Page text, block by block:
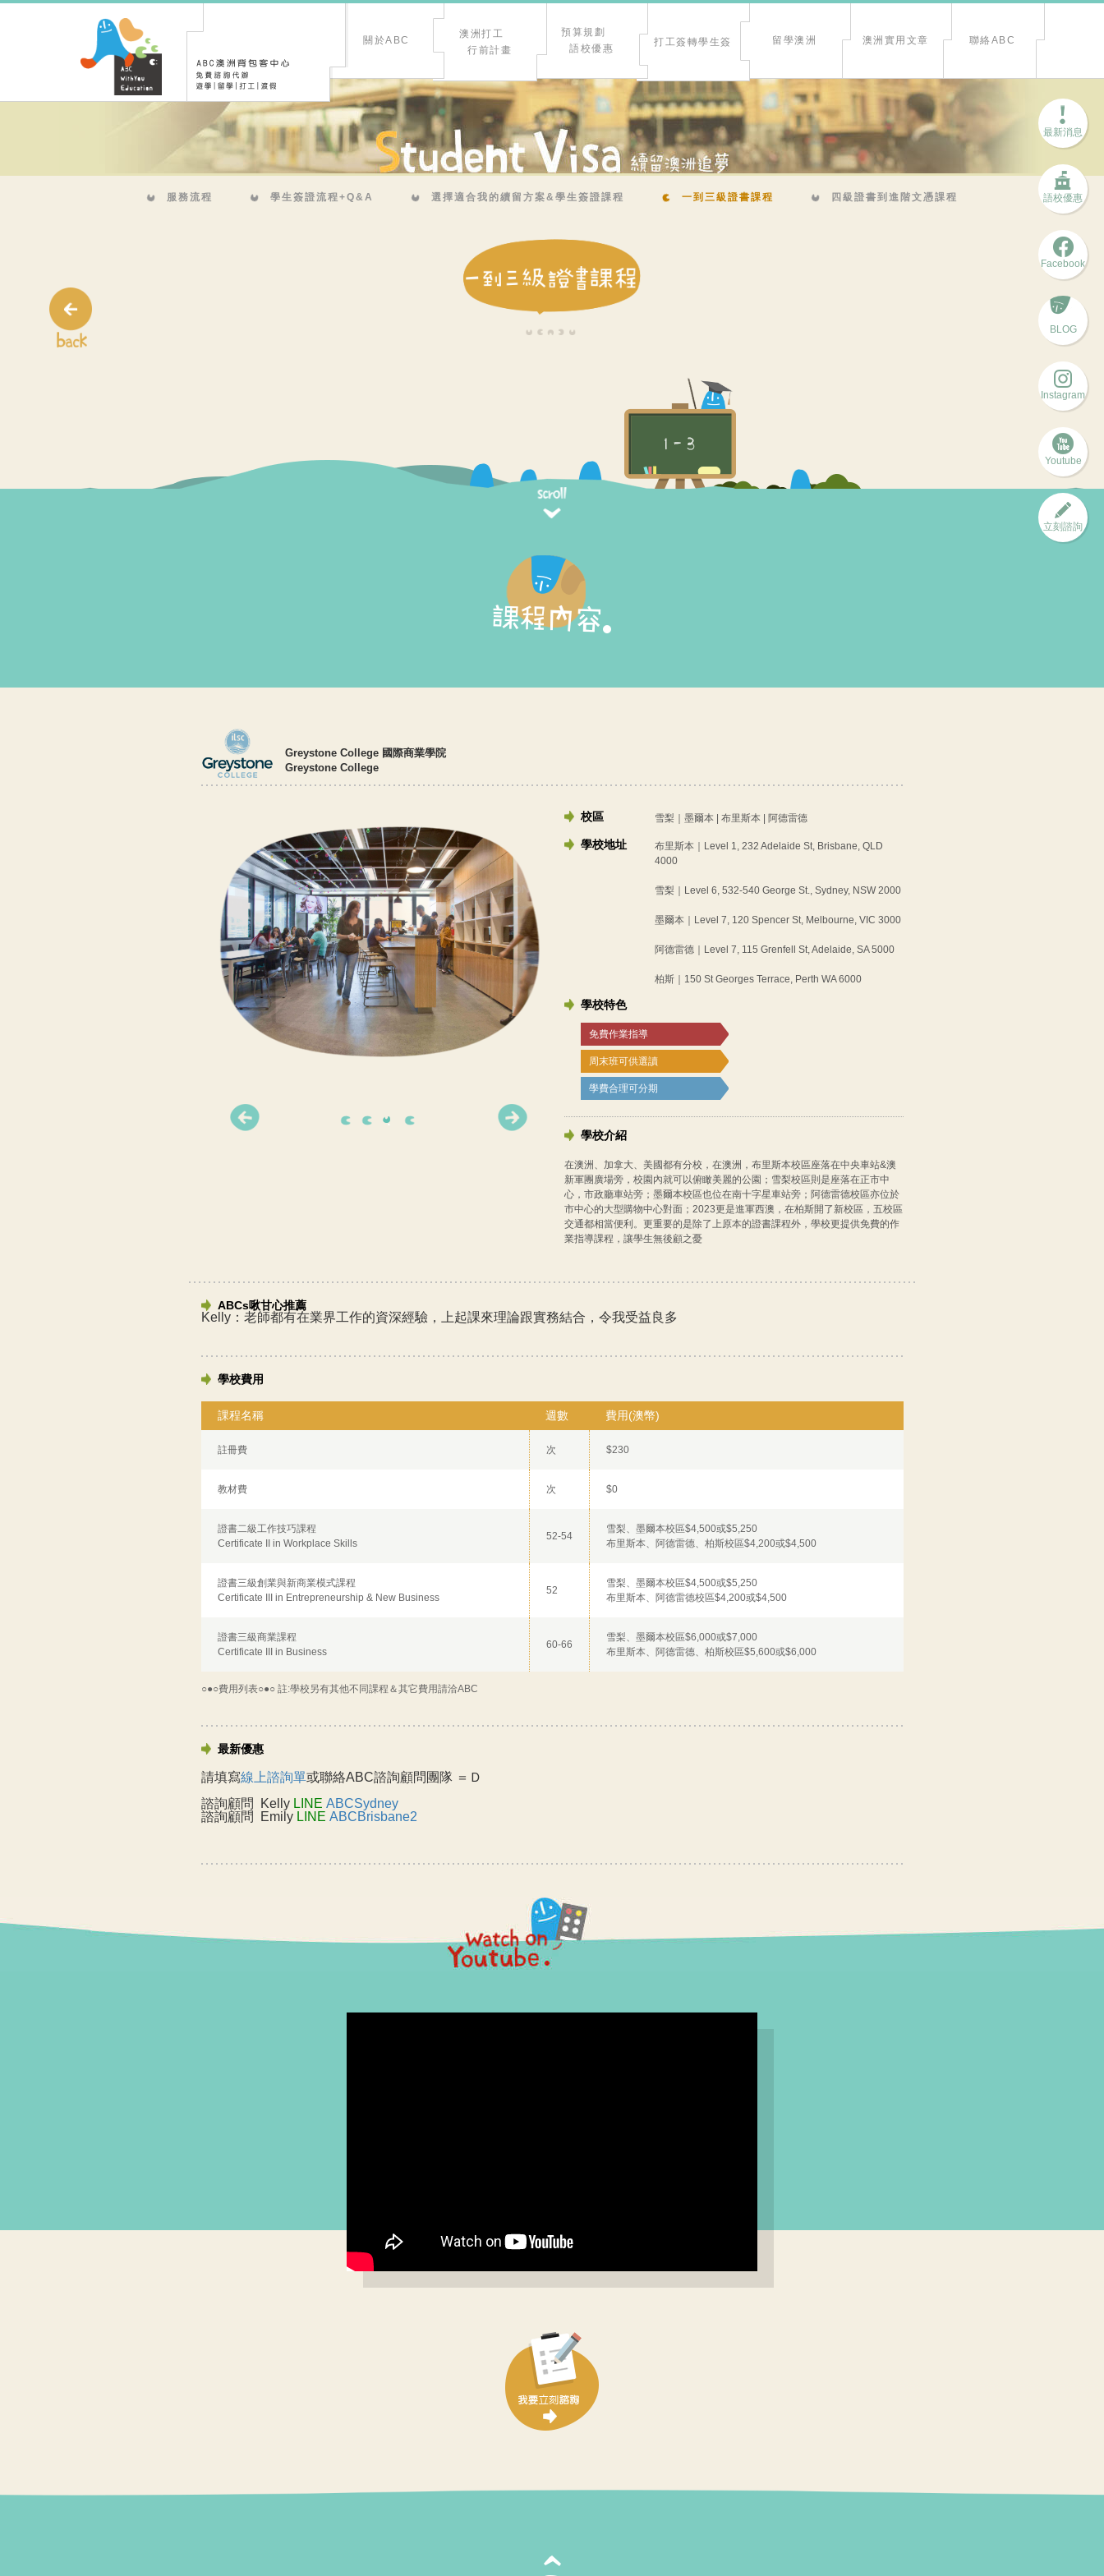
關於ABC
澳洲打工
行前計畫
預算規劃
語校優惠
打工簽轉學生簽 留學澳洲 澳洲實用文章 聯絡ABC
最新消息
語校優惠
Facebook
BLOG
Instagram
Youtube
立刻諮詢
服務流程 學生簽證流程+Q&A 選擇適合我的續留方案&學生簽證課程 一到三級證書課程 四級證書到進階文憑課程
Greystone College 國際商業學院
Greystone College
校區 雪梨｜墨爾本 | 布里斯本 | 阿德雷德
學校地址
布里斯本｜Level 1, 232 Adelaide St, Brisbane, QLD
4000
雪梨｜Level 6, 532-540 George St., Sydney, NSW 2000
墨爾本｜Level 7, 120 Spencer St, Melbourne, VIC 3000
阿德雷德｜Level 7, 115 Grenfell St, Adelaide, SA 5000
柏斯｜150 St Georges Terrace, Perth WA 6000
學校特色
免費作業指導
周末班可供選讀
學費合理可分期
學校介紹
在澳洲、加拿大、美國都有分校，在澳洲，布里斯本校區座落在中央車站&澳
新軍團廣場旁，校園內就可以俯瞰美麗的公園；雪梨校區則是座落在正市中
心，市政廳車站旁；墨爾本校區也位在南十字星車站旁；阿德雷德校區亦位於
市中心的大型購物中心對面；2023更是進軍西澳，在柏斯開了新校區，五校區
交通都相當便利。更重要的是除了上原本的證書課程外，學校更提供免費的作
業指導課程，讓學生無後顧之憂
ABCs啾甘心推薦
Kelly：老師都有在業界工作的資深經驗，上起課來理論跟實務結合，令我受益良多
學校費用
課程名稱 週數 費用(澳幣)
註冊費 次 $230
教材費 次 $0
證書二級工作技巧課程
Certificate II in Workplace Skills
52-54
雪梨、墨爾本校區$4,500或$5,250
布里斯本、阿德雷德、柏斯校區$4,200或$4,500
證書三級創業與新商業模式課程
Certificate III in Entrepreneurship & New Business
52
雪梨、墨爾本校區$4,500或$5,250
布里斯本、阿德雷德校區$4,200或$4,500
證書三級商業課程
Certificate III in Business
60-66
雪梨、墨爾本校區$6,000或$7,000
布里斯本、阿德雷德、柏斯校區$5,600或$6,000
○●○費用列表○●○ 註:學校另有其他不同課程＆其它費用請洽ABC
最新優惠
請填寫線上諮詢單或聯絡ABC諮詢顧問團隊 ＝Ｄ
諮詢顧問
Kelly LINE ABCSydney
諮詢顧問
Emily LINE ABCBrisbane2